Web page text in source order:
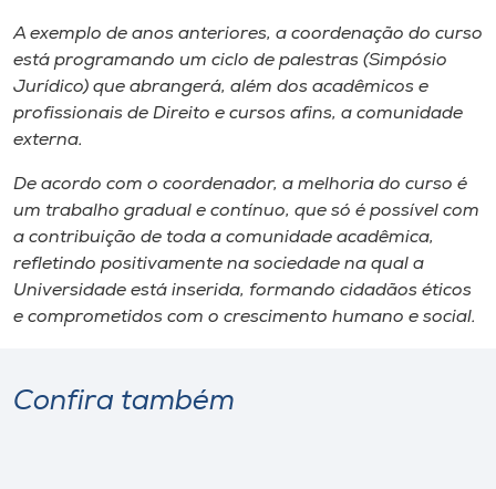
Selecione
A+
A exemplo de anos anteriores, a coordenação do curso
está programando um ciclo de palestras (Simpósio
Jurídico) que abrangerá, além dos acadêmicos e
profissionais de Direito e cursos afins, a comunidade
externa.
De acordo com o coordenador, a melhoria do curso é
um trabalho gradual e contínuo, que só é possível com
a contribuição de toda a comunidade acadêmica,
refletindo positivamente na sociedade na qual a
Universidade está inserida, formando cidadãos éticos
e comprometidos com o crescimento humano e social.
Confira também